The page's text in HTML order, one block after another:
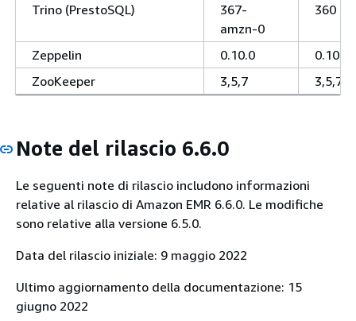
Trino (PrestoSQL)
367-
amzn-0
360
Zeppelin 0.10.0
0.10.0
ZooKeeper
3,5,7 3,5,7
Note del rilascio 6.6.0
Le seguenti note di rilascio includono informazioni
relative al rilascio di Amazon EMR 6.6.0. Le modifiche
sono relative alla versione 6.5.0.
Data del rilascio iniziale: 9 maggio 2022
Ultimo aggiornamento della documentazione: 15
giugno 2022